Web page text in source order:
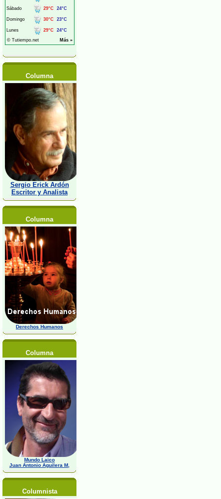
Columna
Sergio Erick Ardón
Escritor y Analista
Columna
Derechos Humanos
Columna
Mundo Laico
Juan Antonio Aguilera M,
Columnista